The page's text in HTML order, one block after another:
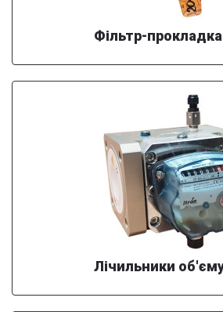
Фільтр-
Лічильники